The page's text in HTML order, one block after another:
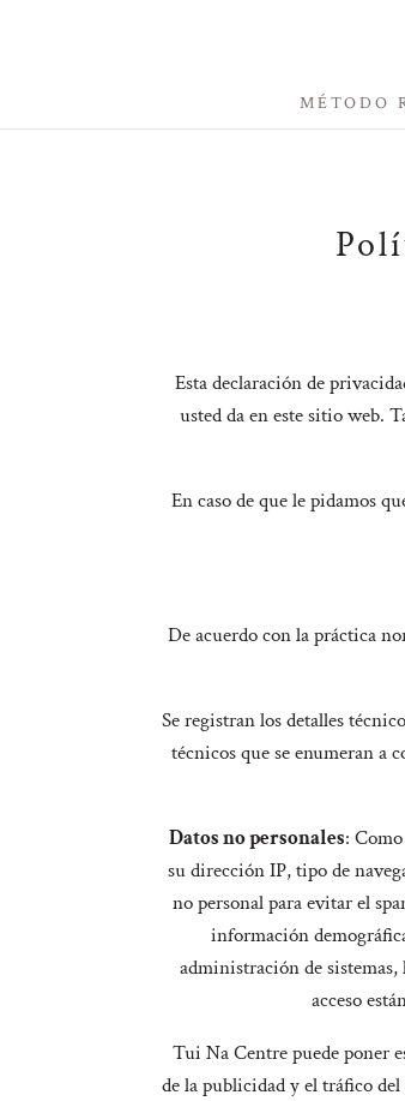
MÉTODO
Esta declaración de
usted da en este sitio web.
En caso de que le pidamos
De acuerdo con la práctica
Se registran los detalles
técnicos que se enumeran a
Datos no personales:
su dirección IP, tipo de
no personal para evitar el
información
administración de
acceso
Tui Na Centre puede poner
de la publicidad y el tráfico